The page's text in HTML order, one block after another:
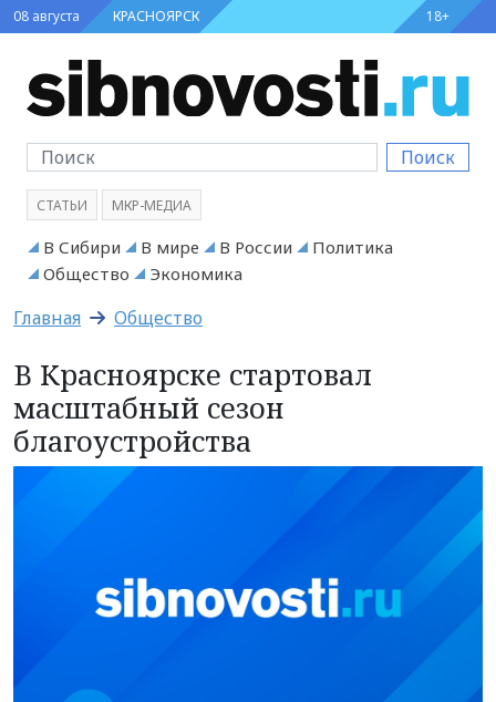
08 августа КРАСНОЯРСК 18+
Поиск
СТАТЬИ МКР-МЕДИА
В Сибири В мире В России
Политика
Общество
Экономика
Главная Общество
В Красноярске стартовал
масштабный сезон
благоустройства